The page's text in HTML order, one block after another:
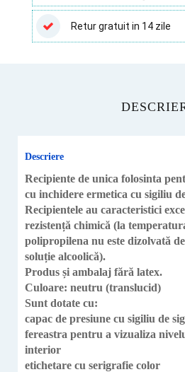
–
250
ml
Retur gratuit in 14 zile
Descriere
Recipiente de unica folosinta
cu inchidere ermetica cu sigiliu
Recipientele au caracteristici
rezistență chimică (la
polipropilena nu este dizolvată
soluție alcoolică).
Produs și ambalaj fără latex.
Culoare: neutru (translucid)
Sunt dotate cu:
capac de presiune cu sigiliu de
fereastra pentru a vizualiza
interior
etichetare cu serigrafie color